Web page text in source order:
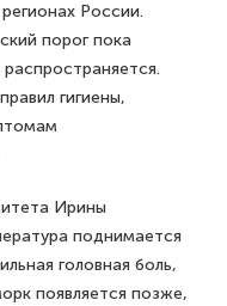
России.
порог пока
гигиены,
Ирины
поднимается
головная боль,
появляется позже,